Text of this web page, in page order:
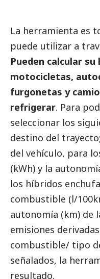
La herramienta es
puede utilizar a
Pueden calcular
motocicletas,
furgonetas y
refrigerar. Para
seleccionar los
destino del
del vehículo, para
(kWh) y la
los híbridos
combustible (l/
autonomía (km) de
emisiones
combustible/ tipo
señalados, la
resultado.